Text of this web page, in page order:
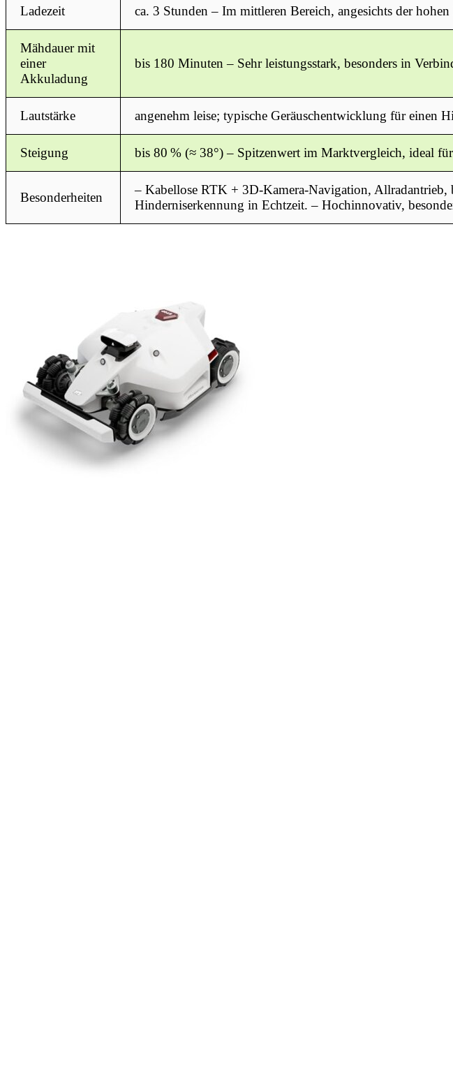
Ladezeit ca. 3 Stunden – Im mittleren Bereich, angesichts der
Mähdauer mit
einer
Akkuladung
bis 180 Minuten – Sehr leistungsstark, besonders in
Lautstärke angenehm leise; typische Geräuschentwicklung für einen
Steigung bis 80 % (≈ 38°) – Spitzenwert im Marktvergleich, ideal
Besonderheiten
– Kabellose RTK + 3D-Kamera-Navigation,
Hinderniserkennung in Echtzeit. – Hochinnovativ,